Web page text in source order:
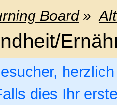
Board»
dies Ihr